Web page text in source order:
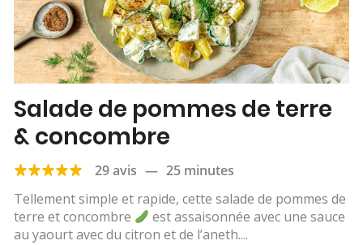
Salade de pommes de terre
& concombre
29 avis — 25 minutes
Tellement simple et rapide, cette salade de pommes de
terre et concombre
est assaisonnée avec une sauce
au yaourt avec du citron et de l’aneth....